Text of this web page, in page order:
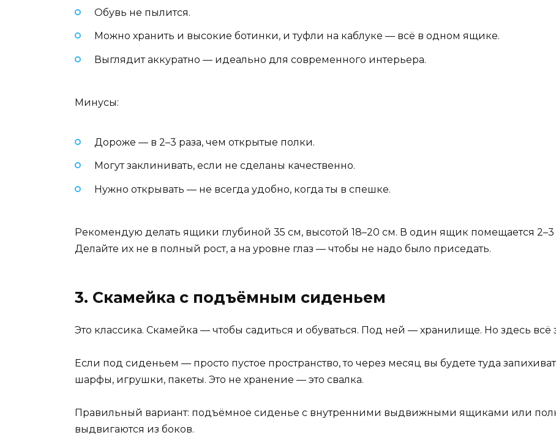
Обувь не пылится.
Можно хранить и высокие ботинки, и туфли на каблуке — всё в одном ящике.
Выглядит аккуратно — идеально для современного интерьера.
Минусы:
Дороже — в 2–3 раза, чем открытые полки.
Могут заклинивать, если не сделаны качественно.
Нужно открывать — не всегда удобно, когда ты в спешке.
Рекомендую делать ящики глубиной 35 см, высотой 18–20 см. В один ящик помещается 2–3
Делайте их не в полный рост, а на уровне глаз — чтобы не надо было приседать.
3. Скамейка с подъёмным сиденьем
Это классика. Скамейка — чтобы садиться и обуваться. Под ней — хранилище. Но здесь всё
Если под сиденьем — просто пустое пространство, то через месяц вы будете туда
шарфы, игрушки, пакеты. Это не хранение — это свалка.
Правильный вариант: подъёмное сиденье с внутренними выдвижными ящиками или
выдвигаются из боков.